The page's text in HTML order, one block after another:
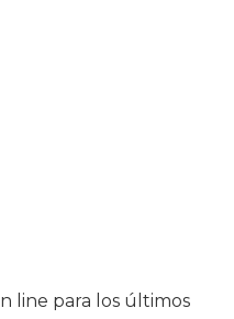
line para los últimos